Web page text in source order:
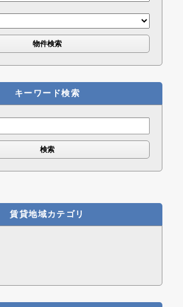
キーワード検索
賃貸地域カテゴリ